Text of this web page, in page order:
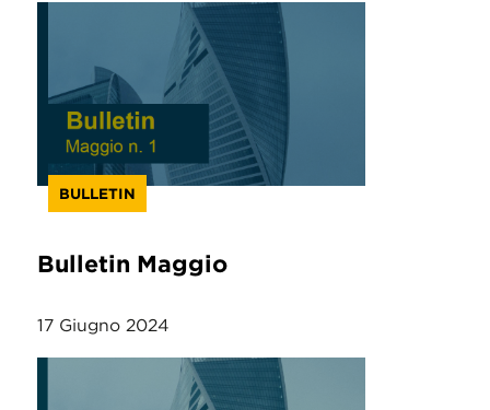
BULLETIN
Bulletin Maggio
17 Giugno 2024